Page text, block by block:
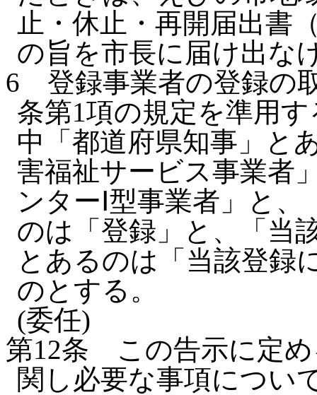
止・休止・再開届出書
の旨を市長に届け出な
6 登録事業者の登録の
条第1項の規定を準用す
中「都道府県知事」と
害福祉サービス事業者
ンターⅠ型事業者」と
のは「登録」と、「当
とあるのは「当該登録
のとする。
(委任)
第12条 この告示に定
関し必要な事項につ